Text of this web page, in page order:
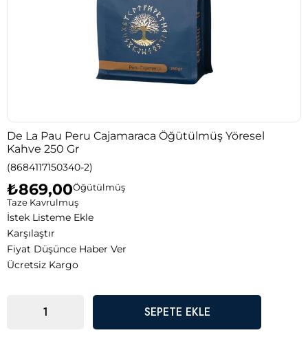
De La Pau Peru Cajamaraca Öğütülmüş Yöresel
Kahve 250 Gr
(8684117150340-2)
₺869,00Öğütülmüş
Taze Kavrulmuş
İstek Listeme Ekle
Karşılaştır
Fiyat Düşünce Haber Ver
Ücretsiz Kargo